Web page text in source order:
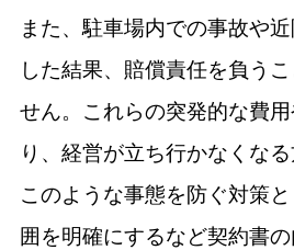
また、駐車場内での事故や
した結果、賠償責任を負う
せん。これらの突発的な費
り、経営が立ち行かなくなる
このような事態を防ぐ対策
囲を明確にするなど契約書